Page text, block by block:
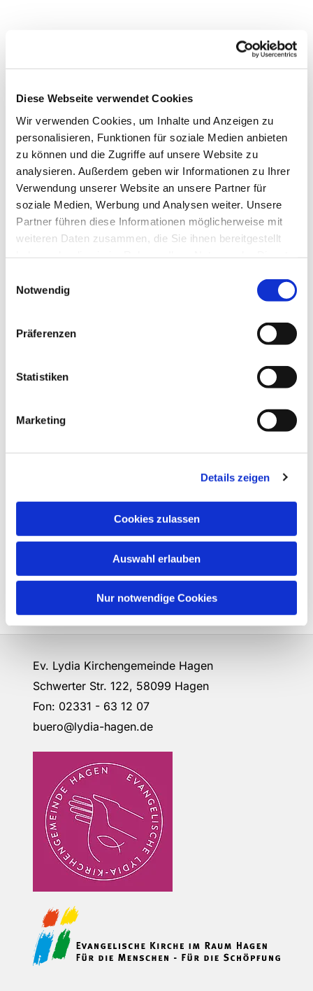
Diese Webseite verwendet Cookies
Wir verwenden Cookies, um Inhalte und Anzeigen zu
personalisieren, Funktionen für soziale Medien anbieten
zu können und die Zugriffe auf unsere Website zu
analysieren. Außerdem geben wir Informationen zu Ihrer
Verwendung unserer Website an unsere Partner für
soziale Medien, Werbung und Analysen weiter. Unsere
Partner führen diese Informationen möglicherweise mit
weiteren Daten zusammen, die Sie ihnen bereitgestellt
Notwendig
Präferenzen
Statistiken
Marketing
Details zeigen
Cookies zulassen
Auswahl erlauben
Nur notwendige Cookies
Dies könnte Sie auch
interessieren
Ev. Lydia Kirchengemeinde Hagen
Schwerter Str. 122, 58099 Hagen
Fon: 02331 - 63 12 07
buero@lydia-hagen.de